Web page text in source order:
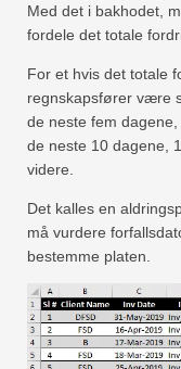
Med det i bakhodet,
fordele det totale
For et hvis det totale
regnskapsfører være
de neste fem
de neste 10 dagene,
videre.
Det kalles en
må vurdere
bestemme platen.